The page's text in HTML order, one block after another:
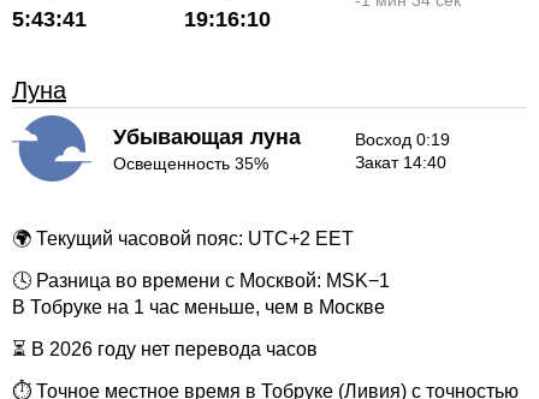
5:43:41 19:16:10
Луна
Убывающая луна
Освещенность 35%
Восход 0:19
Закат 14:40
🌍 Текущий часовой пояс: UTC+2 EET
🕓 Разница во времени с Москвой: MSK−1
В Тобруке на 1 час меньше, чем в Москве
⏳ В 2026 году нет перевода часов
⏱ Точное местное время в Тобруке (Ливия) с точностью